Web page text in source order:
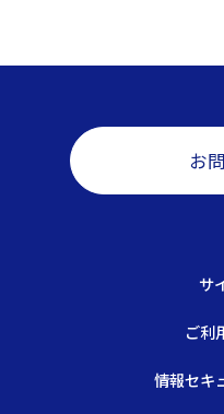
サ
ご利
情報セキ
お